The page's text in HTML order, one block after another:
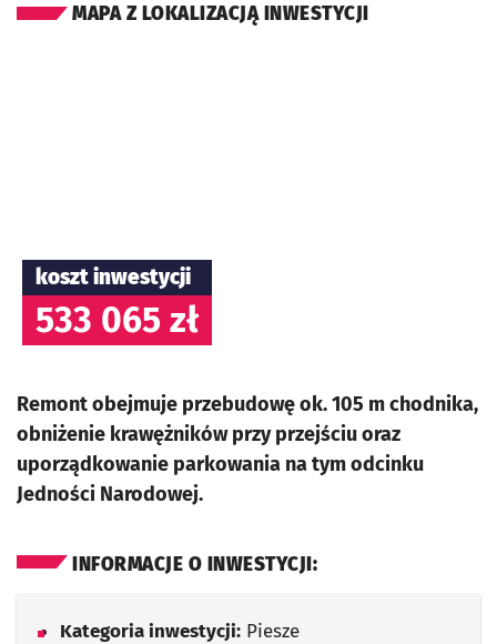
MAPA Z LOKALIZACJĄ INWESTYCJI
koszt inwestycji
533 065 zł
Remont obejmuje przebudowę ok. 105 m chodnika,
obniżenie krawężników przy przejściu oraz
uporządkowanie parkowania na tym odcinku
Jedności Narodowej.
INFORMACJE O INWESTYCJI:
Kategoria inwestycji: Piesze